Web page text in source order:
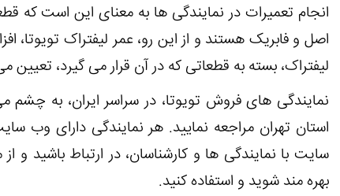
انجام تعمیرات در نمایندگی ها به معنای این است که
اصل و فابریک هستند و از این رو، عمر لیفتراک تویوتا،
لیفتراک، بسته به قطعاتی که در آن قرار می گیرد، تعیین
نمایندگی های فروش تویوتا، در سراسر ایران، به چشم
استان تهران مراجعه نمایید. هر نمایندگی دارای وب
سایت با نمایندگی ها و کارشناسان، در ارتباط باشید و
بهره مند شوید و استفاده کنید.